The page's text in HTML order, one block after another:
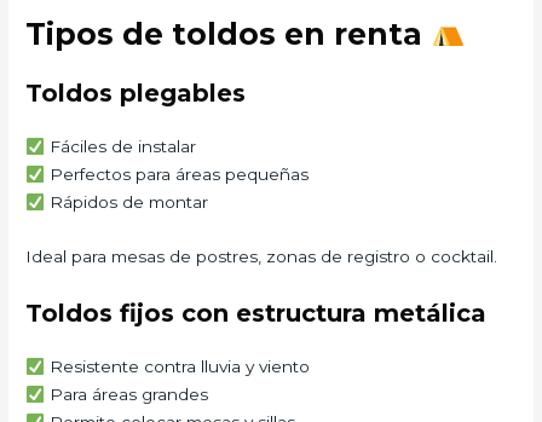
Tipos de toldos en renta
Toldos plegables
Fáciles de instalar
Perfectos para áreas pequeñas
Rápidos de montar
Ideal para mesas de postres, zonas de registro o cocktail.
Toldos fijos con estructura metálica
Resistente contra lluvia y viento
Para áreas grandes